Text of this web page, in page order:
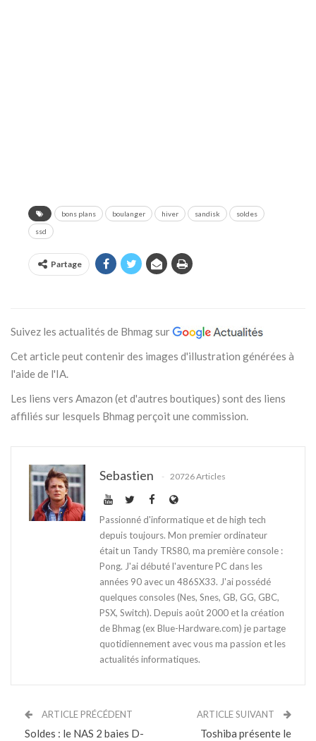
bons plans boulanger hiver sandisk soldes
ssd
Partage
Suivez les actualités de Bhmag sur
Cet article peut contenir des images d'illustration générées à
l'aide de l'IA.
Les liens vers Amazon (et d'autres boutiques) sont des liens
affiliés sur lesquels Bhmag perçoit une commission.
Sebastien 20726 Articles
Passionné d'informatique et de high tech
depuis toujours. Mon premier ordinateur
était un Tandy TRS80, ma première console :
Pong. J'ai débuté l'aventure PC dans les
années 90 avec un 486SX33. J'ai possédé
quelques consoles (Nes, Snes, GB, GG, GBC,
PSX, Switch). Depuis août 2000 et la création
de Bhmag (ex Blue-Hardware.com) je partage
quotidiennement avec vous ma passion et les
actualités informatiques.
ARTICLE PRÉCÉDENT
Soldes : le NAS 2 baies D-
ARTICLE SUIVANT
Toshiba présente le